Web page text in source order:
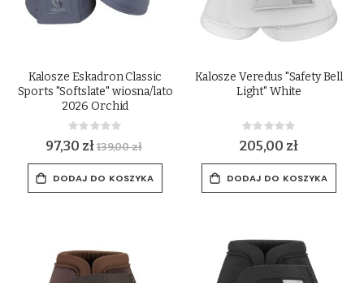
Kalosze Eskadron Classic
Sports "Softslate" wiosna/lato
2026 Orchid
Rating:
0%
97,30 zł139,00 zł
DODAJ DO KOSZYKA
Kalosze Veredus "Safety Bell
Light" White
Rating:
0%
205,00 zł
DODAJ DO KOSZYKA